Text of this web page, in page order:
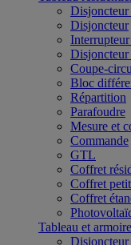
Disjoncteur
Disjoncteur
Coupe-
Bloc
Répartition
Parafoudre
Mesure et
Commande
GTL
Coffret
Coffret
Coffret
Tableau et
Disjoncteur